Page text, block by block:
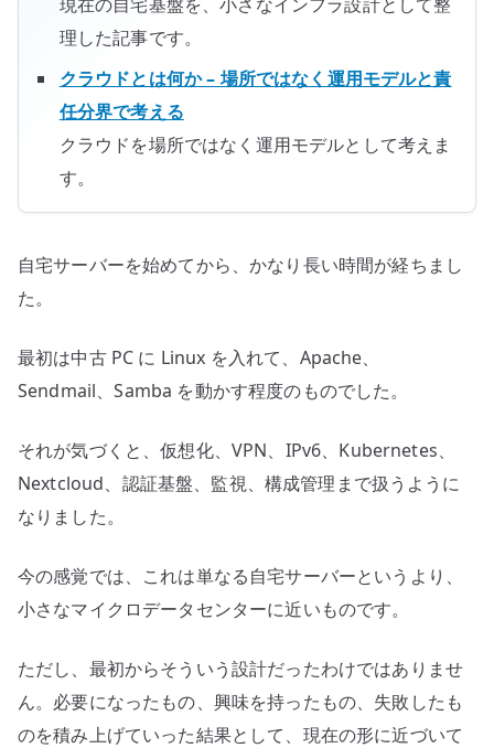
で
の
理した記事です。
クラウドとは何か – 場所ではなく運用モデルと責
任分界で考える
クラウドを場所ではなく運用モデルとして考えま
す。
自宅サーバーを始めてから、かなり長い時間が経ちまし
た。
最初は中古 PC に Linux を入れて、Apache、
Sendmail、Samba を動かす程度のものでした。
それが気づくと、仮想化、VPN、IPv6、Kubernetes、
Nextcloud、認証基盤、監視、構成管理まで扱うように
なりました。
今の感覚では、これは単なる自宅サーバーというより、
小さなマイクロデータセンターに近いものです。
ただし、最初からそういう設計だったわけではありませ
ん。必要になったもの、興味を持ったもの、失敗したも
のを積み上げていった結果として、現在の形に近づいて